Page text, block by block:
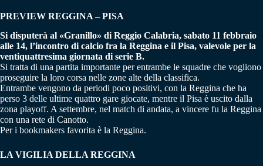
PREVIEW REGGINA – PISA
Si disputerà al «Granillo» di Reggio Calabria, sabato 11 febbraio
alle 14, l’incontro di calcio fra la Reggina e il Pisa, valevole per la
ventiquattresima giornata di serie B.
Si tratta di una partita importante per entrambe le squadre che vogliono
proseguire la loro corsa nelle zone alte della classifica.
Entrambe vengono da periodi poco positivi, con la Reggina che ha
perso 3 delle ultime quattro gare giocate, mentre il Pisa è uscito dalla
zona playoff. A settembre, nel match di andata, a vincere fu la Reggina
con una rete di Canotto.
Per i bookmakers favorita è la Reggina.
LA VIGILIA DELLA REGGINA